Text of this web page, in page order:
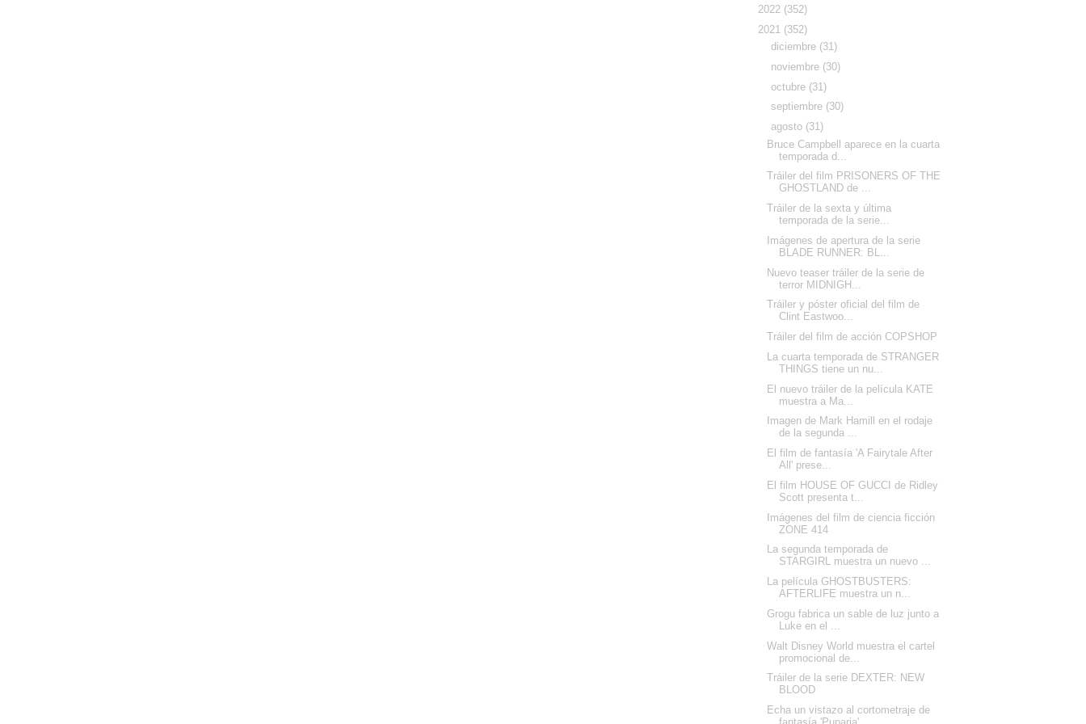
2022 (352)
2021 (352)
diciembre (31)
noviembre (30)
octubre (31)
septiembre (30)
agosto (31)
Bruce Campbell aparece en la cuarta
temporada d...
Tráiler del film PRISONERS OF THE
GHOSTLAND de ...
Tráiler de la sexta y última
temporada de la serie...
Imágenes de apertura de la serie
BLADE RUNNER: BL...
Nuevo teaser tráiler de la serie de
terror MIDNIGH...
Tráiler y póster oficial del film de
Clint Eastwoo...
Tráiler del film de acción COPSHOP
La cuarta temporada de STRANGER
THINGS tiene un nu...
El nuevo tráiler de la película KATE
muestra a Ma...
Imagen de Mark Hamill en el rodaje
de la segunda ...
El film de fantasía 'A Fairytale After
All' prese...
El film HOUSE OF GUCCI de Ridley
Scott presenta t...
Imágenes del film de ciencia ficción
ZONE 414
La segunda temporada de
STARGIRL muestra un nuevo ...
La película GHOSTBUSTERS:
AFTERLIFE muestra un n...
Grogu fabrica un sable de luz junto a
Luke en el ...
Walt Disney World muestra el cartel
promocional de...
Tráiler de la serie DEXTER: NEW
BLOOD
Echa un vistazo al cortometraje de